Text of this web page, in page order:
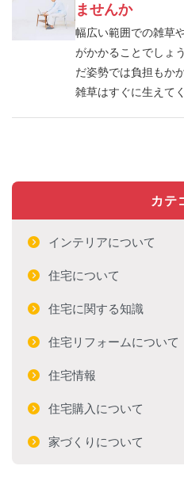
ませんか
幅広い範囲での雑草
がかかることでしょ
だ姿勢では負担もか
雑草はすぐに生えて
カテ
インテリアについて
住宅について
住宅に関する知識
住宅リフォームについて
住宅情報
住宅購入について
家づくりについて